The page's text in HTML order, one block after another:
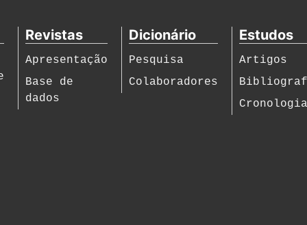
Revistas
Apresentação
Base de
dados
Dicionário
Pesquisa
Colaboradores
Estudos
Artigos